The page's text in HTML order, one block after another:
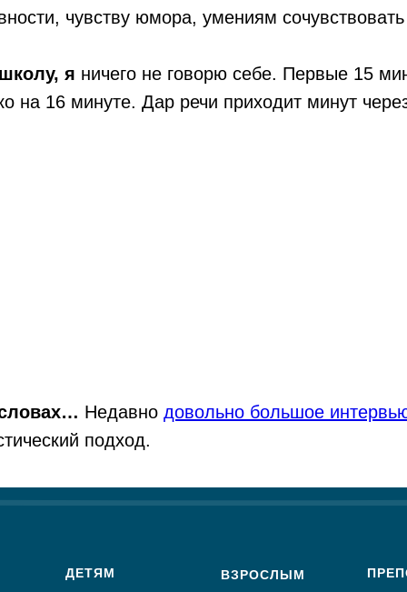
чувству юмора, умениям
я ничего не говорю себе. Первые 15
на 16 минуте. Дар речи приходит минут
Недавно довольно большое
подход.
ДЕТЯМ ВЗРОСЛЫМ